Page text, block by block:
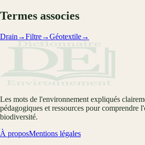
Termes associes
Drain →Filtre→Géotextile→
Les mots de l'environnement expliqués
pédagogiques et ressources pour comprendre
biodiversité.
À proposMentions légales